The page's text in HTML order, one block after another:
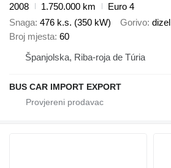
2008
1.750.000 km
Euro 4
Snaga 476 k.s. (350 kW) Gorivo dizel
Broj mjesta 60
Španjolska, Riba-roja de Túria
BUS CAR IMPORT EXPORT